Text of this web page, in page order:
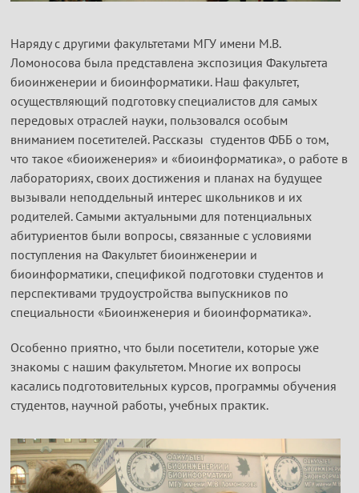
Наряду с другими факультетами МГУ имени М.В.
Ломоносова была представлена экспозиция Факультета
биоинженерии и биоинформатики. Наш факультет,
осуществляющий подготовку специалистов для самых
передовых отраслей науки, пользовался особым
вниманием посетителей. Рассказы студентов ФББ о том,
что такое «биоиженерия» и «биоинформатика», о работе в
лабораториях, своих достижения и планах на будущее
вызывали неподдельный интерес школьников и их
родителей. Самыми актуальными для потенциальных
абитуриентов были вопросы, связанные с условиями
поступления на Факультет биоинженерии и
биоинформатики, спецификой подготовки студентов и
перспективами трудоустройства выпускников по
специальности «Биоинженерия и биоинформатика».
Особенно приятно, что были посетители, которые уже
знакомы с нашим факультетом. Многие их вопросы
касались подготовительных курсов, программы обучения
студентов, научной работы, учебных практик.